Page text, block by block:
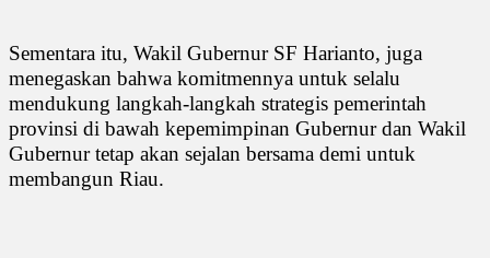
Sementara itu, Wakil Gubernur SF Harianto, juga
menegaskan bahwa komitmennya untuk selalu
mendukung langkah-langkah strategis pemerintah
provinsi di bawah kepemimpinan Gubernur dan Wakil
Gubernur tetap akan sejalan bersama demi untuk
membangun Riau.